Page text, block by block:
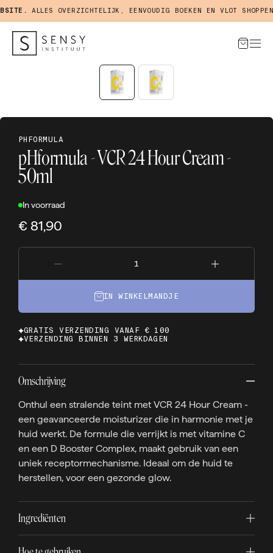
ALLES OVERZICHTELIJK, EENVOUDIG BOEKEN EN VLOT SHOPPEN
PHFORMULA
pHformula - VCR 24 Hour Cream -
50ml
In voorraad
€ 81,90
IN WINKELMANDJE
GRATIS VERZENDING VANAF € 100
VERZENDING BINNEN 3 WERKDAGEN
Omschrijving
Onthul een stralende teint met VCR 24 Hour Cream -
een geavanceerde moisturizer die in harmonie met je
huid werkt. De formule die verrijkt is met vitamine C
en een D Booster Complex, maakt gebruik van een
uniek receptormechanisme. Ideaal om de huid te
herstellen, voor een gezonde glow.
Ingrediënten